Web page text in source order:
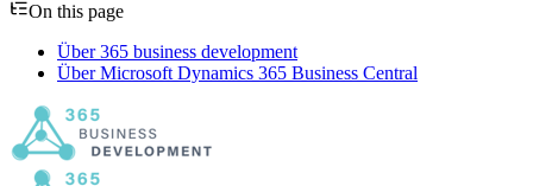
On this page
Über 365 business development
Über Microsoft Dynamics 365 Business Central